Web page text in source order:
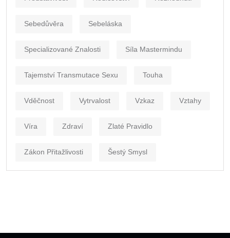
Sebedůvěra Sebeláska
Specializované Znalosti Síla Mastermindu
Tajemství Transmutace Sexu Touha
Vděčnost Vytrvalost Vzkaz Vztahy
Víra Zdraví Zlaté Pravidlo
Zákon Přitažlivosti Šestý Smysl